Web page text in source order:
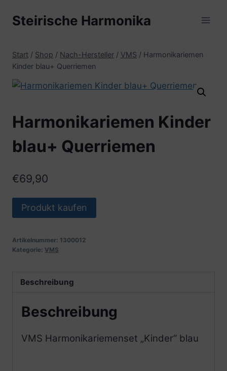
InhaltSteirische Harmonika
Start / Shop / Nach-Hersteller / VMS / Harmonikariemen
Kinder blau+ Querriemen
Harmonikariemen Kinder
blau+ Querriemen
€69,90
Produkt kaufen
Artikelnummer: 1300012
Kategorie: VMS
Beschreibung
Beschreibung
VMS Harmonikariemenset „Kinder“ blau